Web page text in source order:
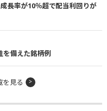
長率が10％超で配当利回りが
を備えた銘柄例
を見る